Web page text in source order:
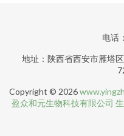
电话
地址：陕西省西安市雁塔
Copyright © 2026
盈众和元生物科技有限公司